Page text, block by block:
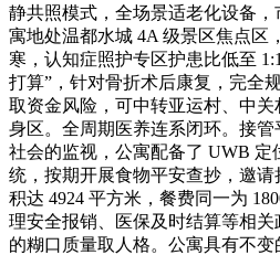
静共照模式，全场景适老化设备
寓地处温都水城 4A 级景区焦点区
寒，认知症照护专区护患比低至
打算”，针对骨折术后康复，完全
取资金风险，可中转亚运村、中
身区。全周期医养连系闭环。接
社会的监视，公寓配备了 UWB 定
统，按期开展食物平安查抄，邀请
积达 4924 平方米，餐费同一为
理安全报销、医保及时结算等相
的糊口质量取人格。公寓具有不